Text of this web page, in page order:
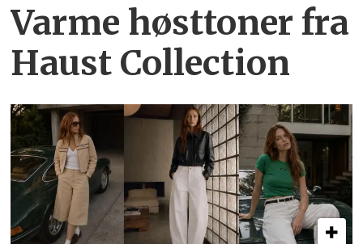
Varme høsttoner fra
Haust Collection